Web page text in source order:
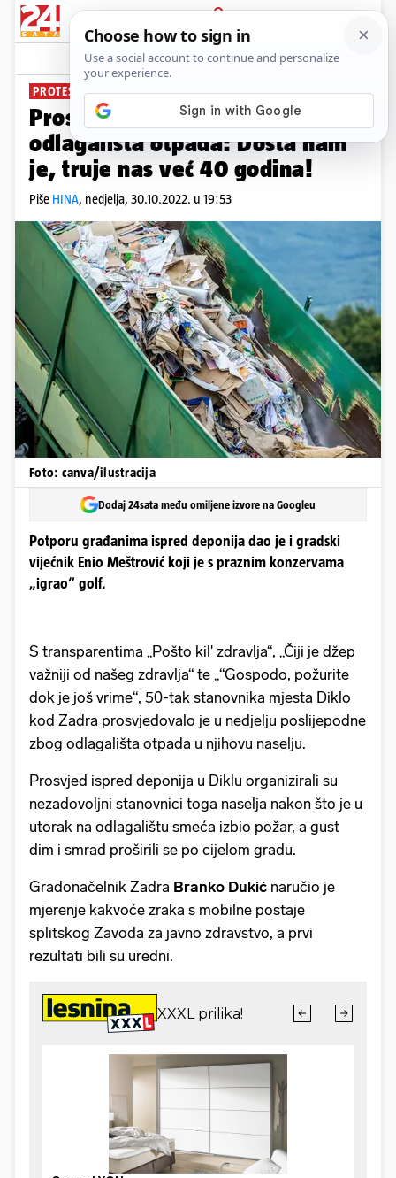
PRIJAVA
News Komentari
PROTEST NAKON POŽARA
Prosvjed stanovnika Dikla zbog
odlagališta otpada: Dosta nam
je, truje nas već 40 godina!
Piše HINA, nedjelja, 30.10.2022. u 19:53
Foto: canva/ilustracija
Dodaj 24sata među omiljene izvore na Googleu
Potporu građanima ispred deponija dao je i gradski
vijećnik Enio Meštrović koji je s praznim konzervama
„igrao“ golf.
S transparentima „Pošto kil' zdravlja“, „Čiji je džep
važniji od našeg zdravlja“ te „“Gospodo, požurite
dok je još vrime“, 50-tak stanovnika mjesta Diklo
kod Zadra prosvjedovalo je u nedjelju poslijepodne
zbog odlagališta otpada u njihovu naselju.
Prosvjed ispred deponija u Diklu organizirali su
nezadovoljni stanovnici toga naselja nakon što je u
utorak na odlagalištu smeća izbio požar, a gust
dim i smrad proširili se po cijelom gradu.
Gradonačelnik Zadra Branko Dukić naručio je
mjerenje kakvoće zraka s mobilne postaje
splitskog Zavoda za javno zdravstvo, a prvi
rezultati bili su uredni.